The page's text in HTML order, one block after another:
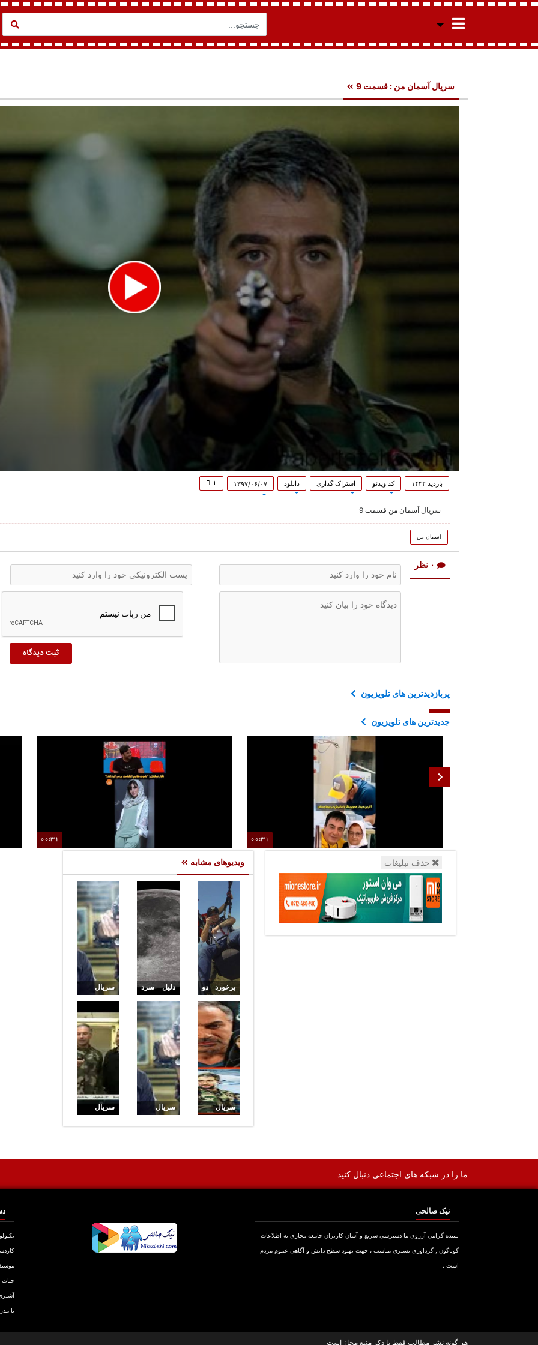
سریال آسمان من : قسمت 9
بازدید ۱۴۴۲ کد ویدئو اشتراک گذاری دانلود ۱۳۹۷/۰۶/۰۷ ۱
سریال آسمان من قسمت 9
آسمان من
۰ نظر
پربازدیدترین های تلویزیون
جدیدترین های تلویزیون
00:31
00:31
حذف تبلیغات ویدیوهای مشابه
برخورد دو
پاراگلایدر
در آسمان
باهم
دلیل سرد
شدن ماه
در این
روزها
سریال
آسمان من
: قسمت
10
سریال
سریال
سریال
ما را در شبکه های اجتماعی دنبال کنید
نیک صالحی
بیننده گرامی آرزوی ما دسترسی سریع و آسان کاربران جامعه مجازی به اطلاعات
گوناگون , گرداوری بستری مناسب ، جهت بهبود سطح دانش و آگاهی عموم مردم
است .
با
هر گونه نشر مطالب فقط با ذکر منبع مجاز است